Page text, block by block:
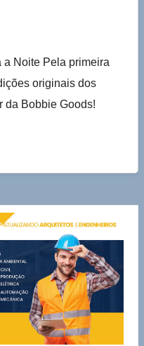
a Noite Pela primeira
originais dos
da Bobbie Goods!